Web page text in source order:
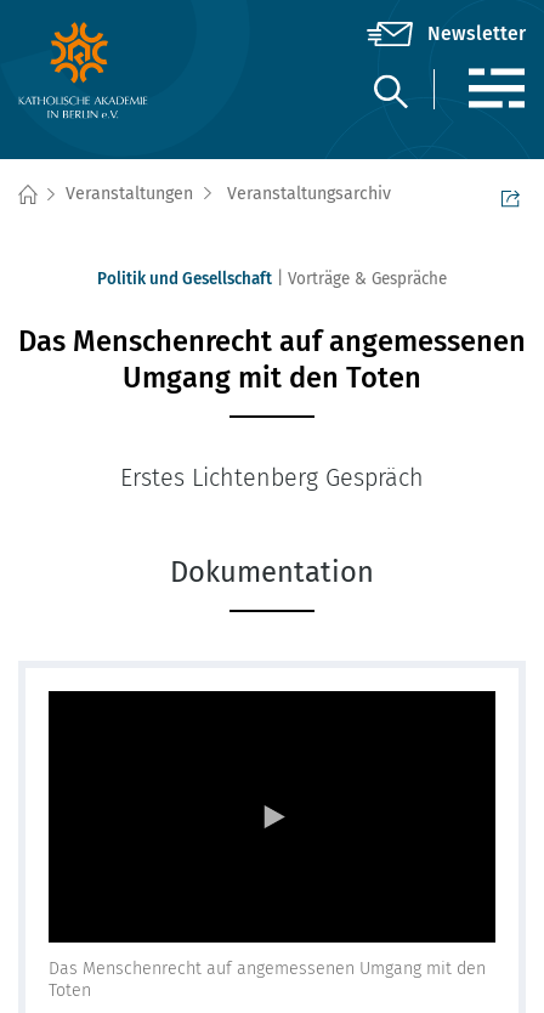
Veranstaltungen Veranstaltungsarchiv
Politik und Gesellschaft Vorträge & Gespräche
Das Menschenrecht auf angemessenen
Umgang mit den Toten
Erstes Lichtenberg Gespräch
Dokumentation
Das Menschenrecht auf angemessenen Umgang mit den
Toten